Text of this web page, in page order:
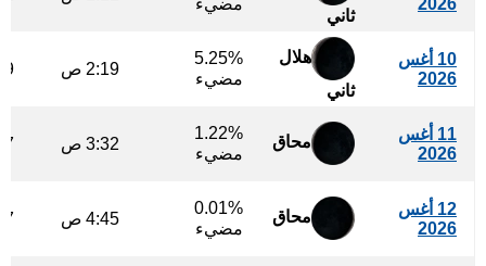
2026
ثاني
مضيء
10 أغس
2026
هلال
ثاني
5.25%
مضيء
2:19 ص
11 أغس
2026
محاق
1.22%
مضيء
3:32 ص
12 أغس
2026
محاق
0.01%
مضيء
4:45 ص